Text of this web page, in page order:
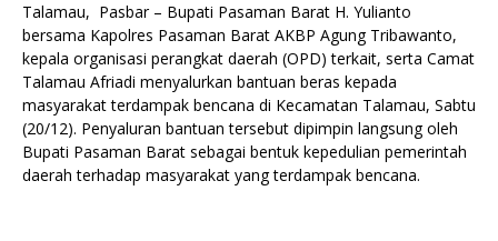
Talamau, Pasbar – Bupati Pasaman Barat H. Yulianto
bersama Kapolres Pasaman Barat AKBP Agung Tribawanto,
kepala organisasi perangkat daerah (OPD) terkait, serta Camat
Talamau Afriadi menyalurkan bantuan beras kepada
masyarakat terdampak bencana di Kecamatan Talamau, Sabtu
(20/12). Penyaluran bantuan tersebut dipimpin langsung oleh
Bupati Pasaman Barat sebagai bentuk kepedulian pemerintah
daerah terhadap masyarakat yang terdampak bencana.